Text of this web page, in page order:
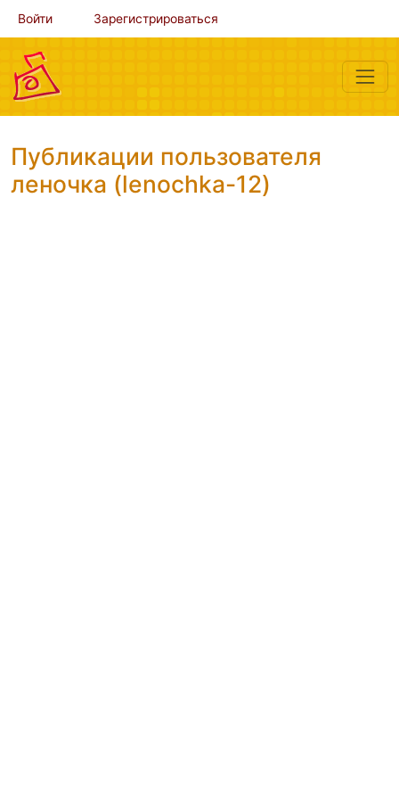
Войти Зарегистрироваться
Публикации пользователя
леночка (lenochka-12)